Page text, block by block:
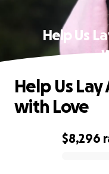
Help Us
$8,296
Help Us
with Love